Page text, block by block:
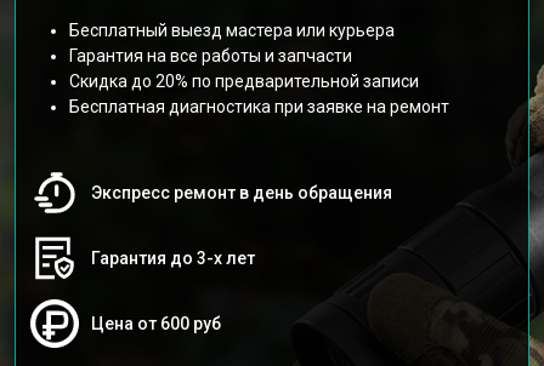
Бесплатный выезд мастера или курьера
Гарантия на все работы и запчасти
Скидка до 20% по предварительной записи
Бесплатная диагностика при заявке на ремонт
Экспресс ремонт в день обращения
Гарантия до 3-х лет
Цена от 600 руб